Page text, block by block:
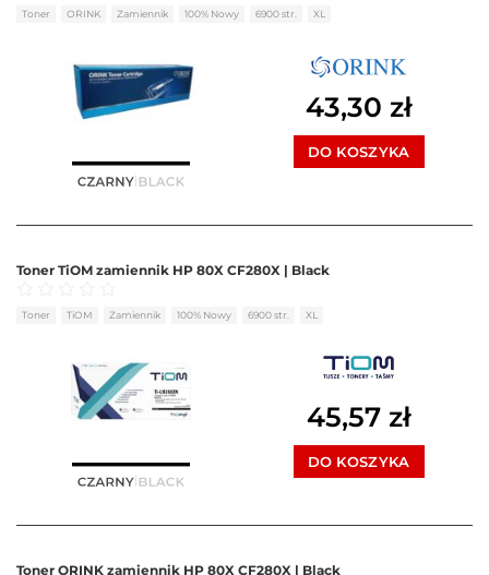
Oceniono 0na 5
Toner ORINK Zamiennik 100% Nowy 6900 str. XL
43,30 zł
DO KOSZYKA
Toner TiOM zamiennik HP 80X CF280X | Black
Oceniono0na 5
Toner TiOM Zamiennik 100% Nowy 6900 str. XL
45,57 zł
DO KOSZYKA
Toner ORINK zamiennik HP 80X CF280X | Black